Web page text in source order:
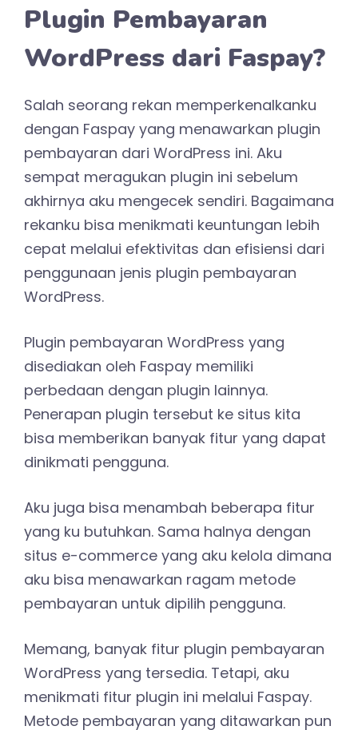
Plugin Pembayaran
WordPress dari Faspay?
Salah seorang rekan memperkenalkanku
dengan Faspay yang menawarkan plugin
pembayaran dari WordPress ini. Aku
sempat meragukan plugin ini sebelum
akhirnya aku mengecek sendiri. Bagaimana
rekanku bisa menikmati keuntungan lebih
cepat melalui efektivitas dan efisiensi dari
penggunaan jenis plugin pembayaran
WordPress.
Plugin pembayaran WordPress yang
disediakan oleh Faspay memiliki
perbedaan dengan plugin lainnya.
Penerapan plugin tersebut ke situs kita
bisa memberikan banyak fitur yang dapat
dinikmati pengguna.
Aku juga bisa menambah beberapa fitur
yang ku butuhkan. Sama halnya dengan
situs e-commerce yang aku kelola dimana
aku bisa menawarkan ragam metode
pembayaran untuk dipilih pengguna.
Memang, banyak fitur plugin pembayaran
WordPress yang tersedia. Tetapi, aku
menikmati fitur plugin ini melalui Faspay.
Metode pembayaran yang ditawarkan pun